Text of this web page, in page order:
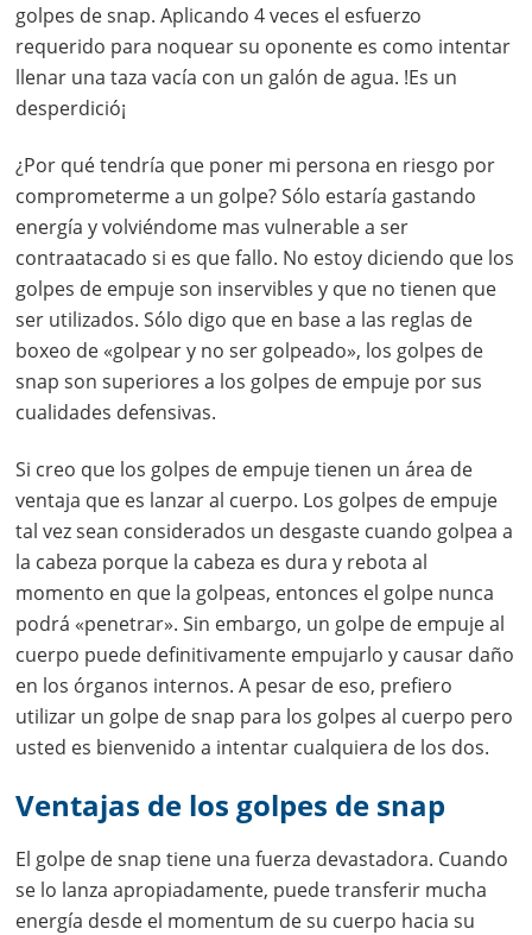
golpes de snap. Aplicando 4 veces el esfuerzo
requerido para noquear su oponente es como intentar
llenar una taza vacía con un galón de agua. !Es un
desperdició¡
¿Por qué tendría que poner mi persona en riesgo por
comprometerme a un golpe? Sólo estaría gastando
energía y volviéndome mas vulnerable a ser
contraatacado si es que fallo. No estoy diciendo que los
golpes de empuje son inservibles y que no tienen que
ser utilizados. Sólo digo que en base a las reglas de
boxeo de «golpear y no ser golpeado», los golpes de
snap son superiores a los golpes de empuje por sus
cualidades defensivas.
Si creo que los golpes de empuje tienen un área de
ventaja que es lanzar al cuerpo. Los golpes de empuje
tal vez sean considerados un desgaste cuando golpea a
la cabeza porque la cabeza es dura y rebota al
momento en que la golpeas, entonces el golpe nunca
podrá «penetrar». Sin embargo, un golpe de empuje al
cuerpo puede definitivamente empujarlo y causar daño
en los órganos internos. A pesar de eso, prefiero
utilizar un golpe de snap para los golpes al cuerpo pero
usted es bienvenido a intentar cualquiera de los dos.
Ventajas de los golpes de snap
El golpe de snap tiene una fuerza devastadora. Cuando
se lo lanza apropiadamente, puede transferir mucha
energía desde el momentum de su cuerpo hacia su